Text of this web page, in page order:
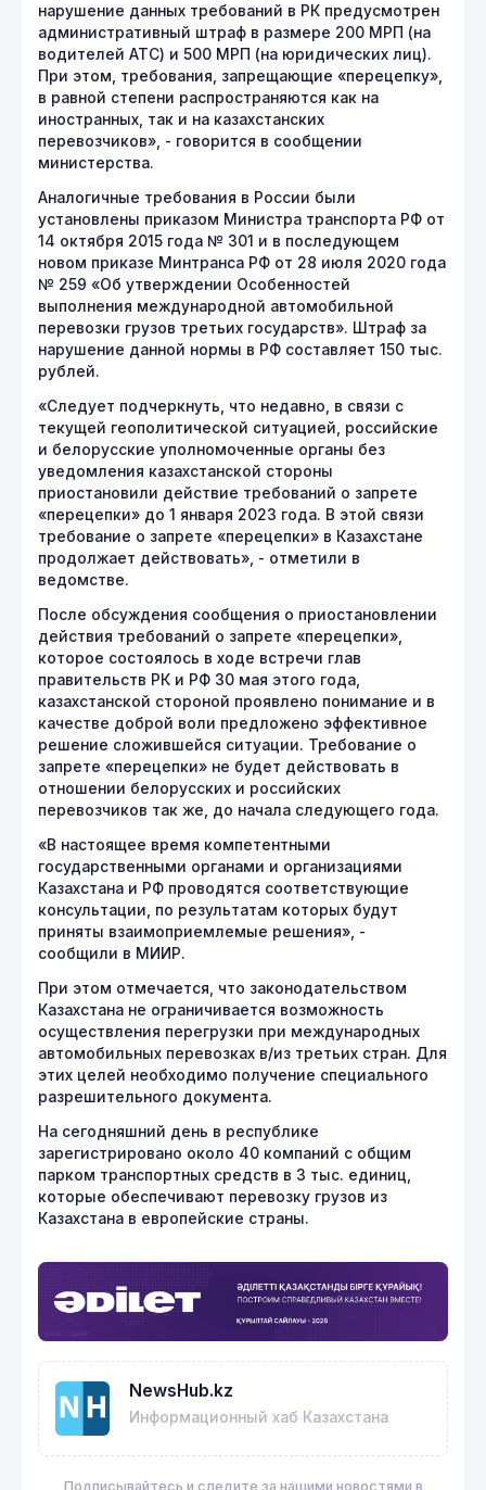
нарушение данных требований в РК предусмотрен
административный штраф в размере 200 МРП (на
водителей АТС) и 500 МРП (на юридических лиц).
При этом, требования, запрещающие «перецепку»,
в равной степени распространяются как на
иностранных, так и на казахстанских
перевозчиков», - говорится в сообщении
министерства.
Аналогичные требования в России были
установлены приказом Министра транспорта РФ от
14 октября 2015 года № 301 и в последующем
новом приказе Минтранса РФ от 28 июля 2020 года
№ 259 «Об утверждении Особенностей
выполнения международной автомобильной
перевозки грузов третьих государств». Штраф за
нарушение данной нормы в РФ составляет 150 тыс.
рублей.
«Следует подчеркнуть, что недавно, в связи с
текущей геополитической ситуацией, российские
и белорусские уполномоченные органы без
уведомления казахстанской стороны
приостановили действие требований о запрете
«перецепки» до 1 января 2023 года. В этой связи
требование о запрете «перецепки» в Казахстане
продолжает действовать», - отметили в
ведомстве.
После обсуждения сообщения о приостановлении
действия требований о запрете «перецепки»,
которое состоялось в ходе встречи глав
правительств РК и РФ 30 мая этого года,
казахстанской стороной проявлено понимание и в
качестве доброй воли предложено эффективное
решение сложившейся ситуации. Требование о
запрете «перецепки» не будет действовать в
отношении белорусских и российских
перевозчиков так же, до начала следующего года.
«В настоящее время компетентными
государственными органами и организациями
Казахстана и РФ проводятся соответствующие
консультации, по результатам которых будут
приняты взаимоприемлемые решения», -
сообщили в МИИР.
При этом отмечается, что законодательством
Казахстана не ограничивается возможность
осуществления перегрузки при международных
автомобильных перевозках в/из третьих стран. Для
этих целей необходимо получение специального
разрешительного документа.
На сегодняшний день в республике
зарегистрировано около 40 компаний с общим
парком транспортных средств в 3 тыс. единиц,
которые обеспечивают перевозку грузов из
Казахстана в европейские страны.
NewsHub.kz
Информационный хаб Казахстана
Подписывайтесь и следите за нашими новостями в